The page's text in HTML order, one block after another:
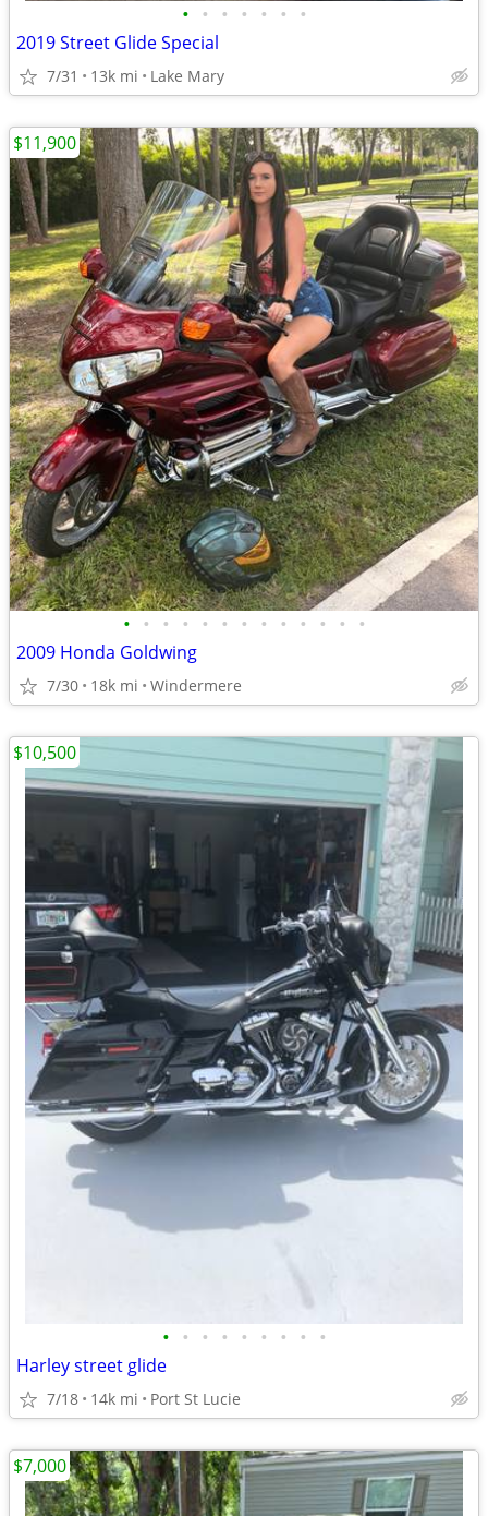
• • • • • • •
2019 Street Glide Special
7/31 13k mi Lake Mary
• • • • • • • • • • • • •
2009 Honda Goldwing
7/30 18k mi Windermere
$11,900
• • • • • • • • •
Harley street glide
7/18 14k mi Port St Lucie
$10,500
$7,000